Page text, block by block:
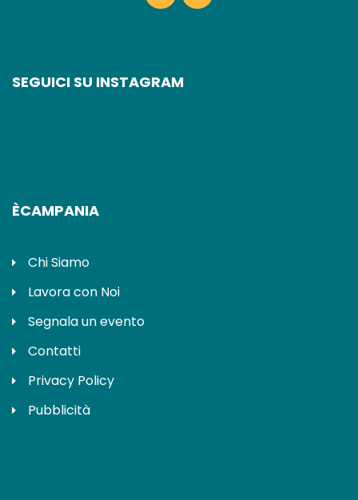
SEGUICI SU INSTAGRAM
ÈCAMPANIA
Chi Siamo
Lavora con Noi
Segnala un evento
Contatti
Privacy Policy
Pubblicità